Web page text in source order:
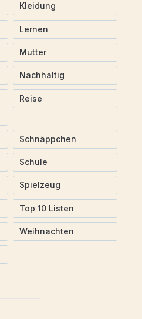
Kleidung
Lernen
Mutter
Nachhaltig
Reise
Schnäppchen
Schule
Spielzeug
Top 10 Listen
Weihnachten